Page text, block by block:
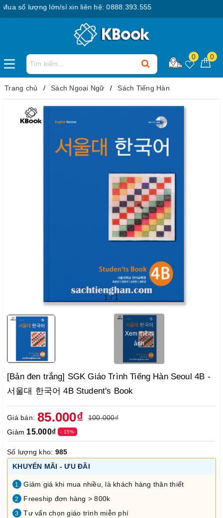
số lượng lớn/sỉ xin liên hệ: 0888.393.555
0 0
Trang chủ Sách Ngoại Ngữ Sách Tiếng Hàn
1 /1
Xem thêm
ảnh
[Bản đen trắng] SGK Giáo Trình Tiếng Hàn Seoul 4B -
서울대 한국어 4B Student's Book
Giá bán: 85.000₫
100.000₫
Giảm 15.000₫ - 15%
Số lượng kho: 985
KHUYẾN MÃI - ƯU ĐÃI
1 Giảm giá khi mua nhiều, là khách hàng thân thiết
2 Freeship đơn hàng > 800k
3 Tư vấn chọn giáo trình miễn phí